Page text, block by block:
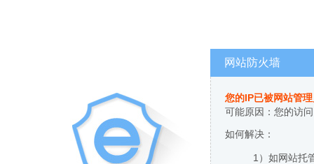
网站防火墙
您的IP已被网站管
可能原因：您的访
如何解决：
1）如网站托